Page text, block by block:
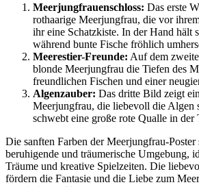
Meerjungfrauenschloss: Das erste
rothaarige Meerjungfrau, die vor
ihr eine Schatzkiste. In der Hand hält
während bunte Fische fröhlich
Meerestier-Freunde: Auf dem
blonde Meerjungfrau die Tiefen des
freundlichen Fischen und einer
Algenzauber: Das dritte Bild zeigt
Meerjungfrau, die liebevoll die Algen
schwebt eine große rote Qualle in der
Die sanften Farben der Meerjungfrau-Poster
beruhigende und träumerische Umgebung,
Träume und kreative Spielzeiten. Die
fördern die Fantasie und die Liebe zum